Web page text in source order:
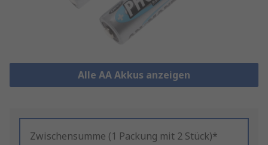
Alle AA Akkus anzeigen
Zwischensumme (1 Packung mit 2 Stück)*